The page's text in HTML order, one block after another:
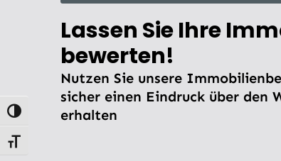
Umschalten auf hohe Kontraste
Schrift vergrößern
Lassen Sie Ihre
bewerten!
Nutzen Sie unsere
sicher einen Eindruck über
erhalten